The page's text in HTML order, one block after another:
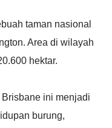
taman nasional
Area di wilayah
hektar.
ini menjadi
burung,